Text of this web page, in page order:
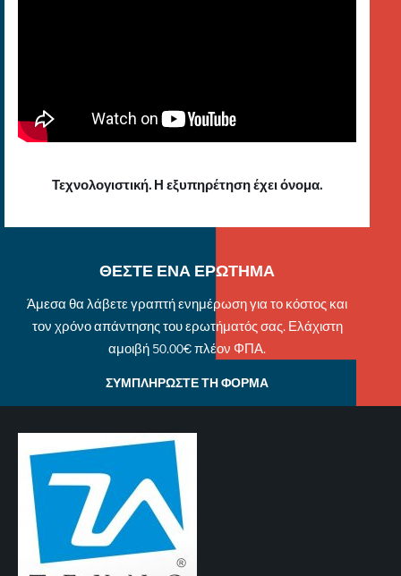
Τεχνολογιστική. Η εξυπηρέτηση έχει όνομα.
ΘΕΣΤΕ ΕΝΑ ΕΡΩΤΗΜΑ
Άμεσα θα λάβετε γραπτή ενημέρωση για το κόστος και
τον χρόνο απάντησης του ερωτήματός σας. Ελάχιστη
αμοιβή 50.00€ πλέον ΦΠΑ.
ΣΥΜΠΛΗΡΩΣΤΕ ΤΗ ΦΟΡΜΑ